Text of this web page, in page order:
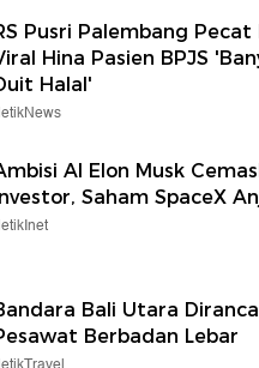
Pusri Palembang
Hina Pasien BPJS
Halal'
AI Elon Musk
Investor, Saham SpaceX
Bali Utara
Berbadan Lebar